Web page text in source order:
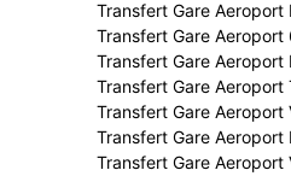
Transfert Gare Aeroport
Transfert Gare Aeroport
Transfert Gare Aeroport
Transfert Gare Aeroport
Transfert Gare Aeroport
Transfert Gare Aeroport
Transfert Gare Aeroport